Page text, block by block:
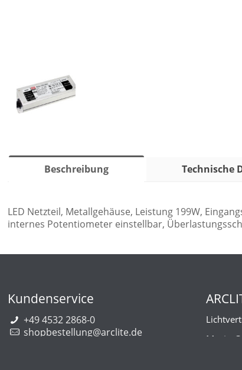
Beschreibung Technische
LED Netzteil, Metallgehäuse, Leistung 199W,
internes Potentiometer einstellbar,
Kundenservice
+49 4532 2868-0
shopbestellung@arclite.de
Marie-